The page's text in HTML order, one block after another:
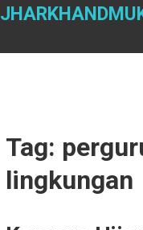
Skip
Tag:
lingkungan